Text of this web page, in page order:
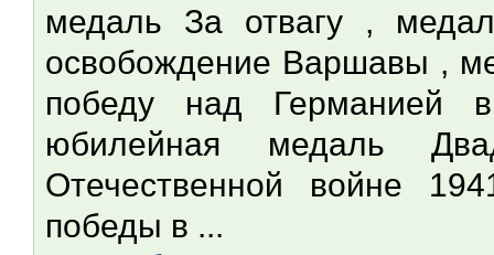
медаль За отвагу ,
освобождение Варшавы ,
победу над Германией
юбилейная медаль
Отечественной войне
победы в ...